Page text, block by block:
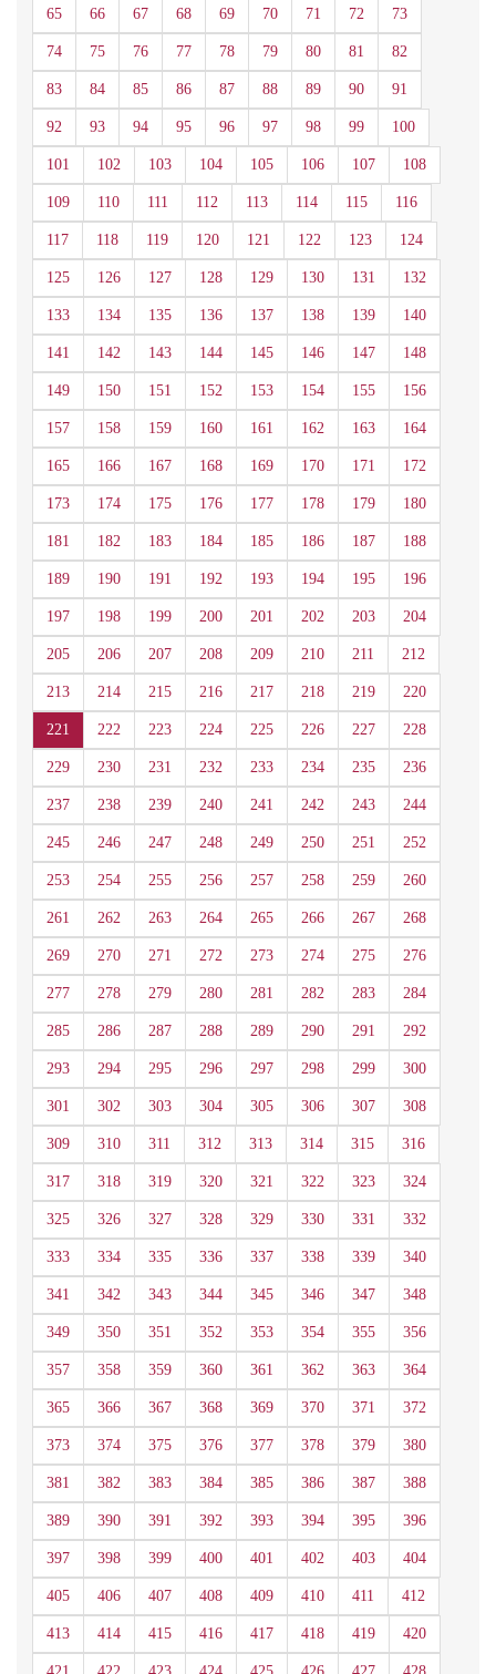
65 66 67 68 69 70 71 72 73
74 75 76 77 78 79 80 81 82
83 84 85 86 87 88 89 90 91
92 93 94 95 96 97 98 99 100
101 102 103 104 105 106 107 108
109 110 111 112 113 114 115 116
117 118 119 120 121 122 123 124
125 126 127 128 129 130 131 132
133 134 135 136 137 138 139 140
141 142 143 144 145 146 147 148
149 150 151 152 153 154 155 156
157 158 159 160 161 162 163 164
165 166 167 168 169 170 171 172
173 174 175 176 177 178 179 180
181 182 183 184 185 186 187 188
189 190 191 192 193 194 195 196
197 198 199 200 201 202 203 204
205 206 207 208 209 210 211 212
213 214 215 216 217 218 219 220
221 222 223 224 225 226 227 228
229 230 231 232 233 234 235 236
237 238 239 240 241 242 243 244
245 246 247 248 249 250 251 252
253 254 255 256 257 258 259 260
261 262 263 264 265 266 267 268
269 270 271 272 273 274 275 276
277 278 279 280 281 282 283 284
285 286 287 288 289 290 291 292
293 294 295 296 297 298 299 300
301 302 303 304 305 306 307 308
309 310 311 312 313 314 315 316
317 318 319 320 321 322 323 324
325 326 327 328 329 330 331 332
333 334 335 336 337 338 339 340
341 342 343 344 345 346 347 348
349 350 351 352 353 354 355 356
357 358 359 360 361 362 363 364
365 366 367 368 369 370 371 372
373 374 375 376 377 378 379 380
381 382 383 384 385 386 387 388
389 390 391 392 393 394 395 396
397 398 399 400 401 402 403 404
405 406 407 408 409 410 411 412
413 414 415 416 417 418 419 420